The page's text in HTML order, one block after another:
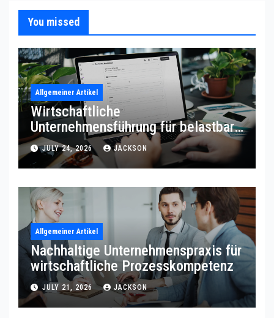
You missed
Allgemeiner Artikel
Wirtschaftliche
Unternehmensführung für belastbare
Prozessqualität
JULY 24, 2026 JACKSON
Allgemeiner Artikel
Nachhaltige Unternehmenspraxis für
wirtschaftliche Prozesskompetenz
JULY 21, 2026 JACKSON